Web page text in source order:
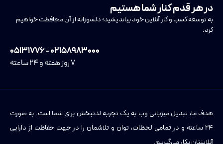
در هر قدم کنار شما هستیم
به توسعه کسب و کار آنلاین خود بیاندیشید؛ دلسوزانه از آن محافظت خواهیم
کرد.
۰۲۱۵۸۹۸۳۰۰۰ - ۰۵۱۳۱۷۷۶
۷ روز هفته و ۲۴ ساعته
هدف ما، تبدیل میزبانی وب به یک تجربه لذتبخش برای شما است. به صورت
۲۴ ساعته و در تمامی لحظات، توان و تلاشمان را در جهت حفاظت از دارایی